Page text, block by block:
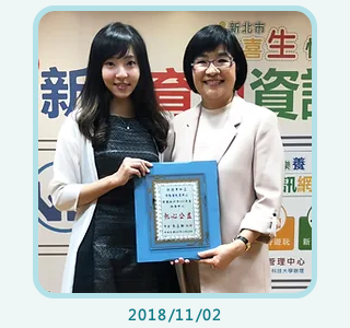
2018/11/02